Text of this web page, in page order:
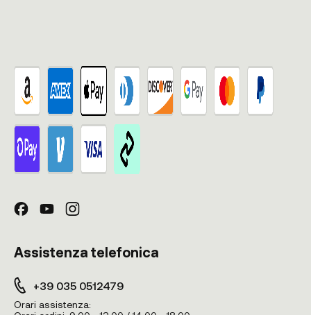
Assistenza telefonica
+39 035 0512479
Orari assistenza: